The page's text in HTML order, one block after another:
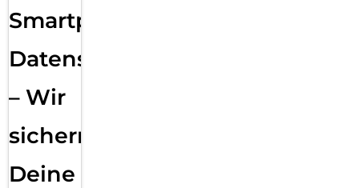
Smartphone
Datensicherung
– Wir
sichern
Deine